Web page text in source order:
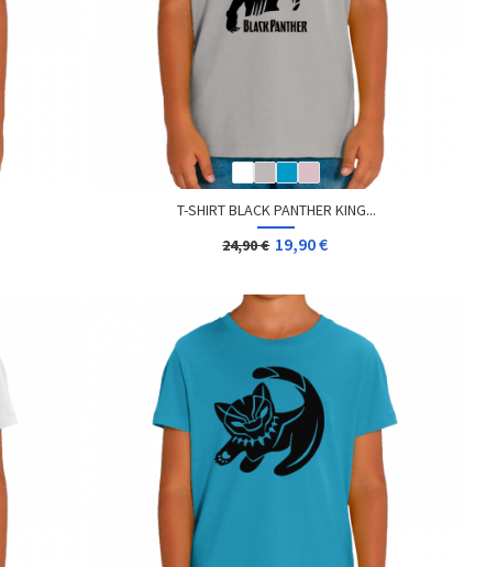
T-SHIRT BLACK PANTHER KING...
24,90 € 19,90 €